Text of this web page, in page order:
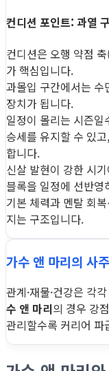
컨디션 포인트: 과열
컨디션은 오행 약점
가 핵심입니다.
과몰입 구간에서는 수
장치가 됩니다.
일정이 몰리는 시즌
승세를 유지할 수 있
합니다.
신살 발현이 강한 시
블록을 일정에 선반
기본 체력과 멘탈 회
지는 구조입니다.
가수 앤 마리의 사
관계·재물·건강은 각
수 앤 마리의 경우 강
관리할수록 커리어